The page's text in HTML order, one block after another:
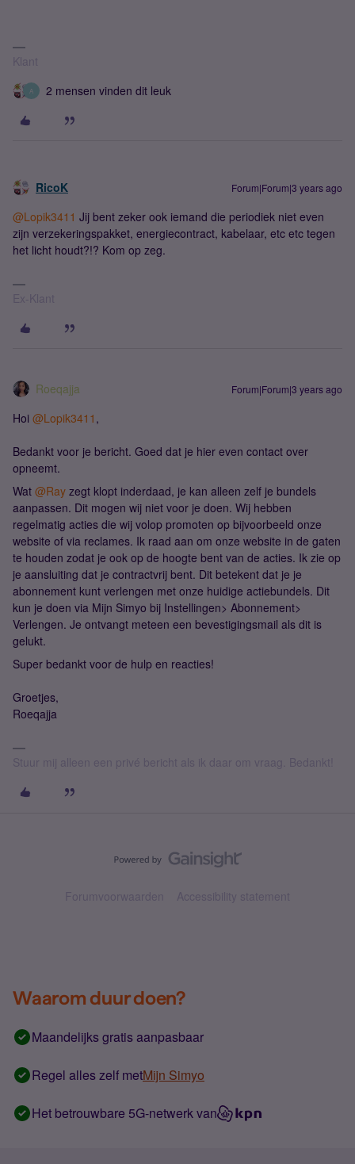
Klant
A 2 mensen vinden dit leuk
RicoK Forum|Forum|3 years ago
@Lopik3411 Jij bent zeker ook iemand die periodiek niet even
zijn verzekeringspakket, energiecontract, kabelaar, etc etc tegen
het licht houdt?!? Kom op zeg.
Ex-Klant
Roeqajja Forum|Forum|3 years ago
Hoi @Lopik3411 ,
Bedankt voor je bericht. Goed dat je hier even contact over
opneemt.
Wat @Ray zegt klopt inderdaad, je kan alleen zelf je bundels
aanpassen. Dit mogen wij niet voor je doen. Wij hebben
regelmatig acties die wij volop promoten op bijvoorbeeld onze
website of via reclames. Ik raad aan om onze website in de gaten
te houden zodat je ook op de hoogte bent van de acties. Ik zie op
je aansluiting dat je contractvrij bent. Dit betekent dat je je
abonnement kunt verlengen met onze huidige actiebundels. Dit
kun je doen via Mijn Simyo bij Instellingen> Abonnement>
Verlengen. Je ontvangt meteen een bevestigingsmail als dit is
gelukt.
Super bedankt voor de hulp en reacties!
Groetjes,
Roeqajja
Stuur mij alleen een privé bericht als ik daar om vraag. Bedankt!
Forumvoorwaarden Accessibility statement
Waarom duur doen?
Maandelijks gratis aanpasbaar
Regel alles zelf metMijn Simyo
Het betrouwbare 5G-netwerk van